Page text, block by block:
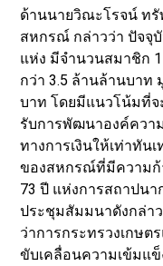
ด้านนายวิณะโรจน์ ท
สหกรณ์ กล่าวว่า ปัจจุ
แห่ง มีจำนวนสมาชิก
กว่า 3.5 ล้านล้านบาท
บาท โดยมีแนวโน้มที่จ
รับการพัฒนาองค์ควา
ทางการเงินให้เท่าทัน
ของสหกรณ์ที่มีความก้
73 ปี แห่งการสถาปน
ประชุมสัมมนาดังกล่า
ว่าการกระทรวงเกษ
ขับเคลื่อนความเข้มแ